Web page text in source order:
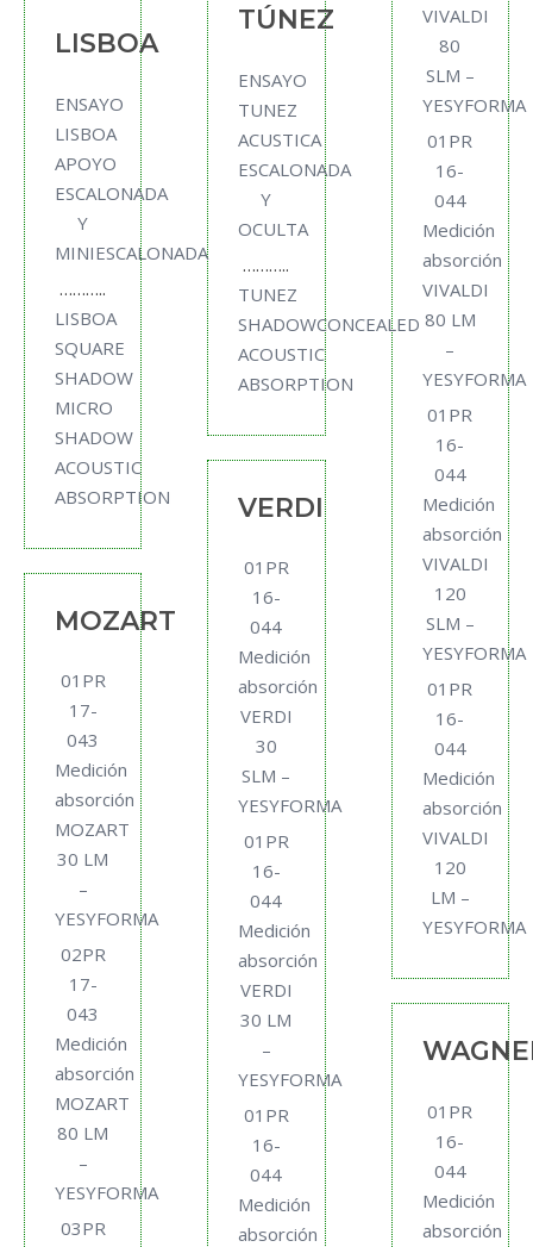
LISBOA
ENSAYO
LISBOA
APOYO
ESCALONADA
Y
MINIESCALONADA
………..
LISBOA
SQUARE
SHADOW
MICRO
SHADOW
ACOUSTIC
ABSORPTION
MOZART
01PR
17-
043
Medición
absorción
MOZART
30 LM
–
YESYFORMA
02PR
17-
043
Medición
absorción
MOZART
80 LM
–
YESYFORMA
03PR
TÚNEZ
ENSAYO
TUNEZ
ACUSTICA
ESCALONADA
Y
OCULTA
………..
TUNEZ
SHADOWCONCEALED
ACOUSTIC
ABSORPTION
VERDI
01PR
16-
044
Medición
absorción
VERDI
30
SLM –
YESYFORMA
01PR
16-
044
Medición
absorción
VERDI
30 LM
–
YESYFORMA
01PR
16-
044
Medición
absorción
VIVALDI
80
SLM –
YESYFORMA
01PR
16-
044
Medición
absorción
VIVALDI
80 LM
–
YESYFORMA
01PR
16-
044
Medición
absorción
VIVALDI
120
SLM –
YESYFORMA
01PR
16-
044
Medición
absorción
VIVALDI
120
LM –
YESYFORMA
01PR
16-
044
Medición
absorción